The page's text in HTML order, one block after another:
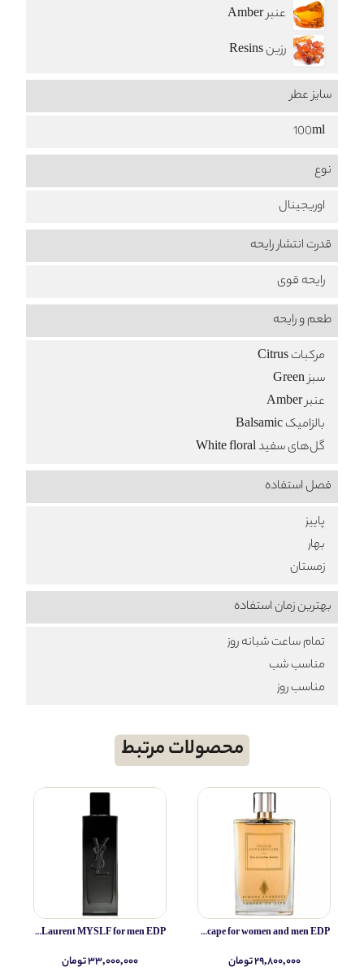
عنبر Amber
رزین Resins
سایز عطر
100ml
نوع
اوریجینال
قدرت انتشار رایحه
رایحه قوی
طعم‌ و رایحه
مرکبات Citrus
سبز Green
عنبر Amber
بالزامیک Balsamic
گل‌های سفید White floral
فصل استفاده
پاییز
بهار
زمستان
بهترین زمان استفاده
تمام ساعت شبانه روز
مناسب شب
مناسب روز
محصولات مرتبط
Simone Andreoli Tulum Junglescape for women and men EDP
۲۹,۸۰۰,۰۰۰ تومان
Yves Saint Laurent MYSLF for men EDP
۳۳,۰۰۰,۰۰۰ تومان